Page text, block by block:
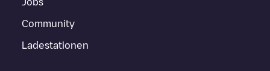
Community
Ladestationen